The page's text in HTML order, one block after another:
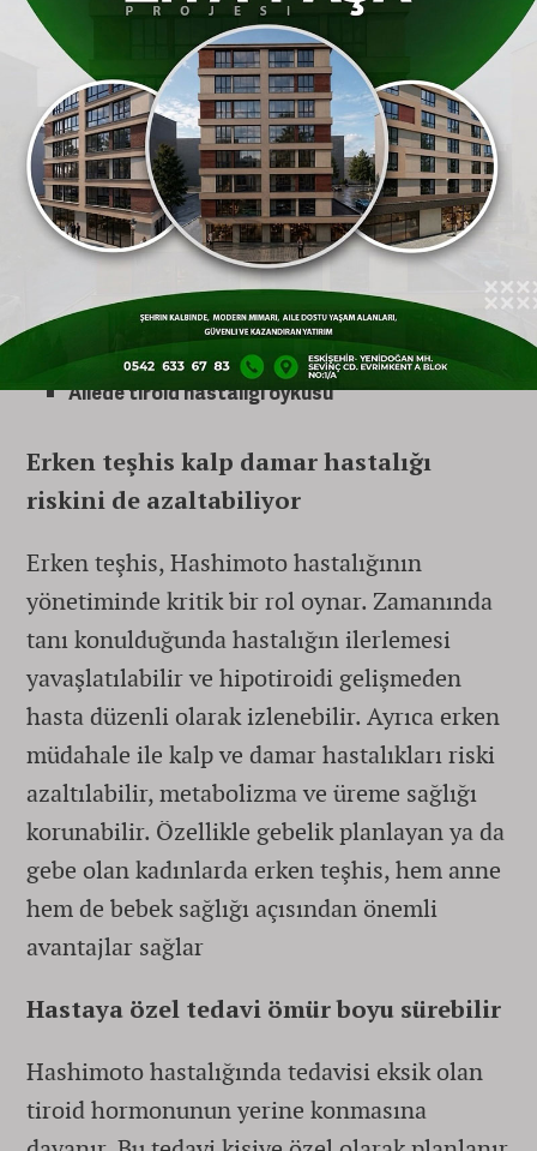
Yüzde şişlik
Adet düzensizliği
Nabızda yavaşlama
Kaş dökülmesi
Nedensiz kilo artışı ve halsizlik
Depresif ruh hali
Adet düzensizliği veya kısırlık
Ailede tiroid hastalığı öyküsü
Erken teşhis kalp damar hastalığı
riskini de azaltabiliyor
Erken teşhis, Hashimoto hastalığının
yönetiminde kritik bir rol oynar. Zamanında
tanı konulduğunda hastalığın ilerlemesi
yavaşlatılabilir ve hipotiroidi gelişmeden
hasta düzenli olarak izlenebilir. Ayrıca erken
müdahale ile kalp ve damar hastalıkları riski
azaltılabilir, metabolizma ve üreme sağlığı
korunabilir. Özellikle gebelik planlayan ya da
gebe olan kadınlarda erken teşhis, hem anne
hem de bebek sağlığı açısından önemli
avantajlar sağlar
Hastaya özel tedavi ömür boyu sürebilir
Hashimoto hastalığında tedavisi eksik olan
tiroid hormonunun yerine konmasına